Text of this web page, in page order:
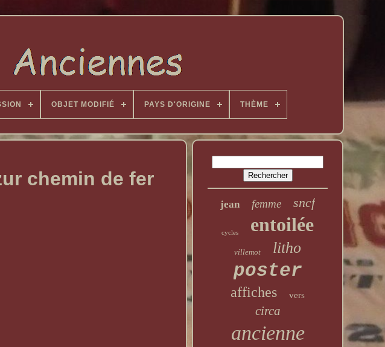
OBJET MODIFIÉ PAYS D'ORIGINE THÈME
chemin de fer
jean femme sncf
cycles entoilée
villemot litho
poster
affiches vers
circa
ancienne